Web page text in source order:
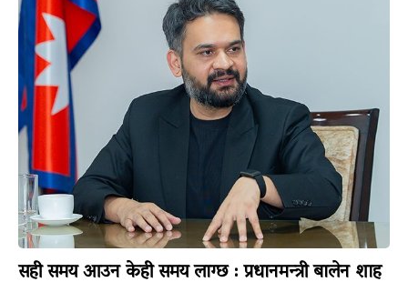
सही समय आउन केही समय लाग्छ : प्रधानमन्त्री बालेन शाह